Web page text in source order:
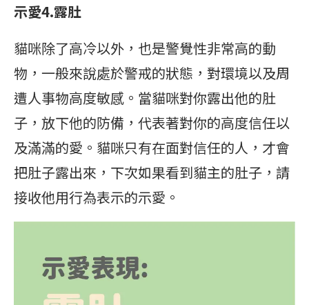
示愛4.露肚
貓咪除了高冷以外，也是警覺性非常高的動
物，一般來說處於警戒的狀態，對環境以及周
遭人事物高度敏感。當貓咪對你露出他的肚
子，放下他的防備，代表著對你的高度信任以
及滿滿的愛。貓咪只有在面對信任的人，才會
把肚子露出來，下次如果看到貓主的肚子，請
接收他用行為表示的示愛。